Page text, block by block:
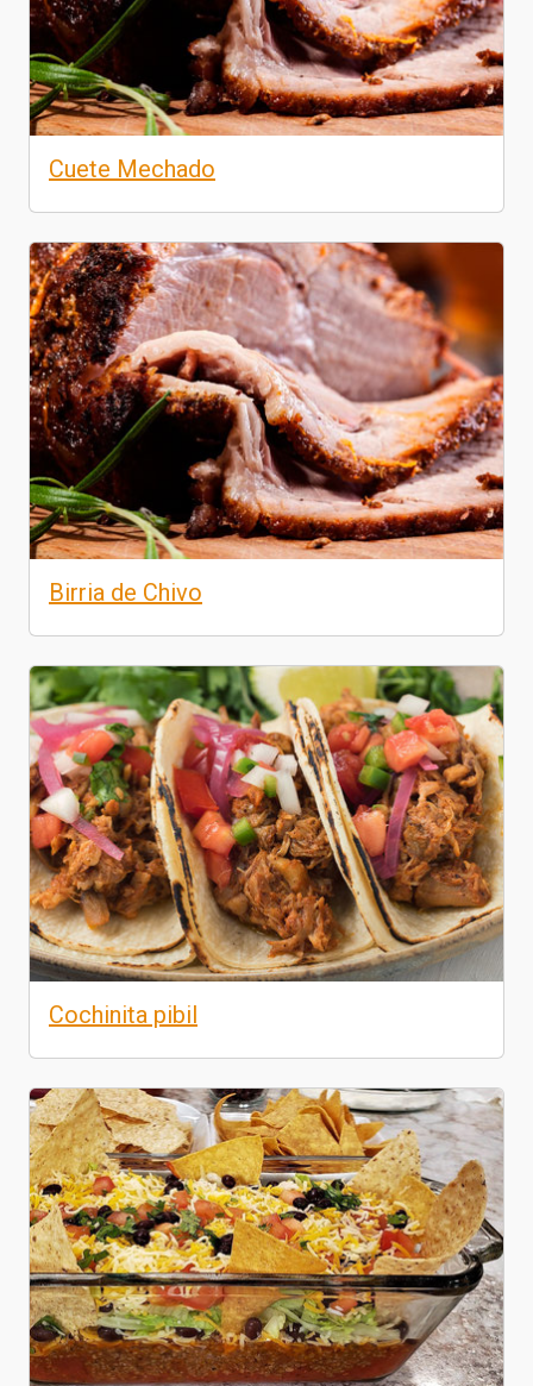
Cuete Mechado
Birria de Chivo
Cochinita pibil